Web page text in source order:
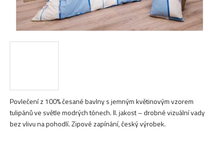
Povlečení z 100% česané bavlny s jemným květinovým vzorem
tulipánů ve světle modrých tónech. II. jakost – drobné vizuální vady
bez vlivu na pohodlí. Zipové zapínání, český výrobek.